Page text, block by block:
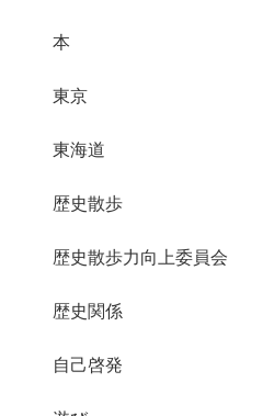
本
東京
東海道
歴史散歩
歴史散歩力向上委員会
歴史関係
自己啓発